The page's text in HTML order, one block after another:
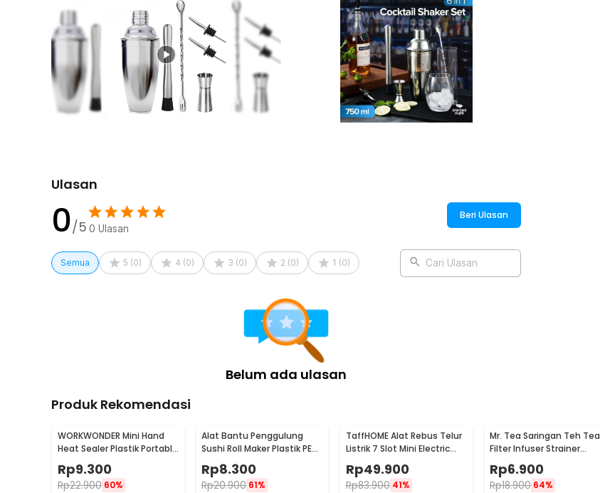
Ulasan
0/5 0 Ulasan
Beri Ulasan
Semua 5 (0) 4 (0) 3 (0) 2 (0) 1 (0) Cari Ulasan
Belum ada ulasan
Produk Rekomendasi
WORKWONDER Mini Hand
Heat Sealer Plastik Portable
Baterai AA - LX2000A
Rp9.300
Rp22.900 60%
Alat Bantu Penggulung
Sushi Roll Maker Plastik PE
22x20.5x0.1cm - E1119
Rp8.300
Rp20.900 61%
TaffHOME Alat Rebus Telur
Listrik 7 Slot Mini Electric
Egg Cooker 350W - YS-203
Rp49.900
Rp83.900 41%
Mr. Tea Saringan Teh Tea
Filter Infuser Strainer
Chilling Man Silicon - MR03
Rp6.900
Rp18.900 64%